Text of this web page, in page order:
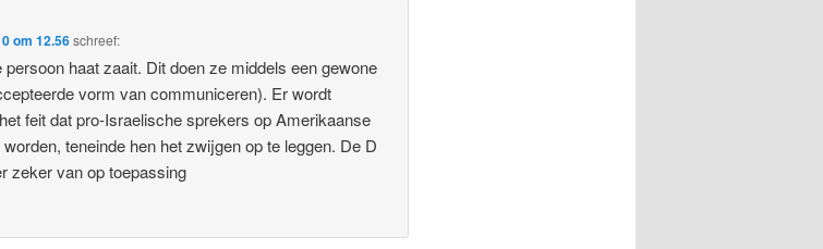
om 12.56schreef:
haat zaait. Dit doen ze middels een gewone
vorm van communiceren). Er wordt
feit dat pro-Israelische sprekers op Amerikaanse
teneinde hen het zwijgen op te leggen. De D
zeker van op toepassing